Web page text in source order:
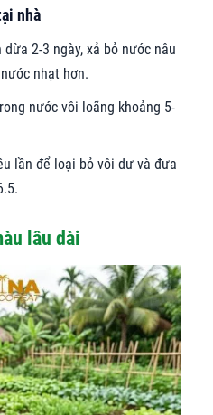
nhà
2-3 ngày, xả bỏ nước nâu
nhạt hơn.
nước vôi loãng khoảng 5-
lần để loại bỏ vôi dư và đưa
lâu dài